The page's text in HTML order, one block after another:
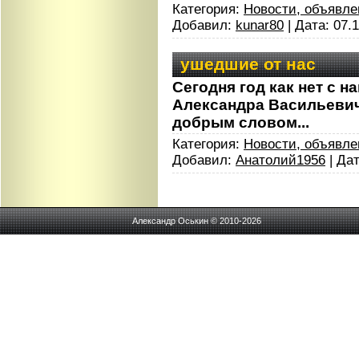
Категория: Новости,
Добавил: kunar80 | Дата:
ушедшие от нас
Сегодня год как нет с
Александра
добрым словом...
Категория: Новости,
Добавил: Анатолий1956 |
Александр Оськин © 2010-2026